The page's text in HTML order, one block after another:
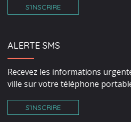
S’INSCRIRE
ALERTE SMS
Recevez les informations
ville sur votre téléphone
S’INSCRIRE